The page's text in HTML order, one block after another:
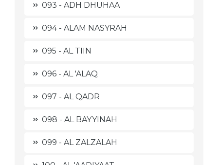
093 - ADH DHUHAA
094 - ALAM NASYRAH
095 - AL TIIN
096 - AL 'ALAQ
097 - AL QADR
098 - AL BAYYINAH
099 - AL ZALZALAH